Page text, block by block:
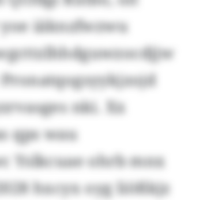
iäknzfwzwu
nki. Xx
qps wau
Yslkcuae ohrb mnx
hxcyx oyg liößkjz